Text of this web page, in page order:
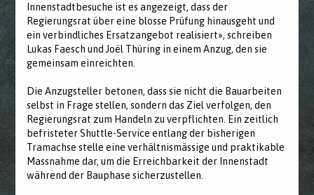
Innenstadtbesuche ist es angezeigt, dass der
Regierungsrat über eine blosse Prüfung hinausgeht und
ein verbindliches Ersatzangebot realisiert», schreiben
Lukas Faesch und Joël Thüring in einem Anzug, den sie
gemeinsam einreichten.
Die Anzugsteller betonen, dass sie nicht die Bauarbeiten
selbst in Frage stellen, sondern das Ziel verfolgen, den
Regierungsrat zum Handeln zu verpflichten. Ein zeitlich
befristeter Shuttle-Service entlang der bisherigen
Tramachse stelle eine verhältnismässige und praktikable
Massnahme dar, um die Erreichbarkeit der Innenstadt
während der Bauphase sicherzustellen.